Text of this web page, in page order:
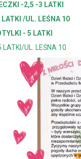
-2,5 -3 LATKI
/UL. LEŚNA 1 0
- 5 LATKI
LATKI/UL. LEŚNA 10